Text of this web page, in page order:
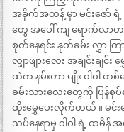
အခိုက်အတန့် မှာ မင်းဇော် ရဲ့
တွေ အပေါ် ကျ ရောက်လာတ
စုတ်နေရင်း နုတ်ခမ်း လွှာ က
လျှာဖျားလေး အချင်းချင်
ထဲက နမ်းတာ မျိုး ဝါဝါ
ခမ်းသားလေးတွေကို ပြန်စုပ်
ထိုးမွှေပေးလိုက်တယ် ။ မင်း
သပ်နေရာမှ ဝါဝါ ရဲ့ ထမိန်